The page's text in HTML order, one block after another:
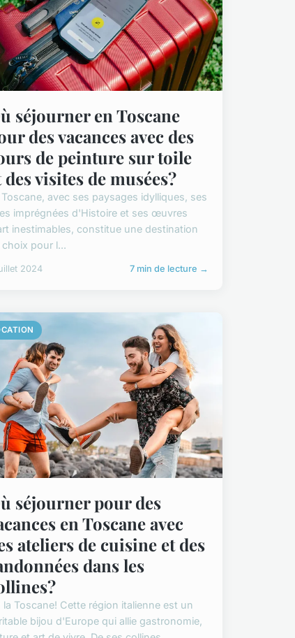
séjourner en Toscane
des vacances avec des
de peinture sur toile
des visites de musées?
Toscane, avec ses paysages idylliques, ses
imprégnées d'Histoire et ses œuvres
inestimables, constitue une destination
choix pour l...
2024 7 min de lecture →
séjourner pour des
en Toscane avec
ateliers de cuisine et des
dans les
la Toscane! Cette région italienne est un
bijou d'Europe qui allie gastronomie,